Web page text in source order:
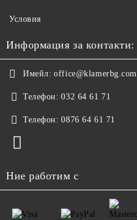
Условия
Информация за контакти:
Имейл: office@klamerbg.com
Телефон: 032 64 61 71
Телефон: 0876 64 61 71
Ние работим с